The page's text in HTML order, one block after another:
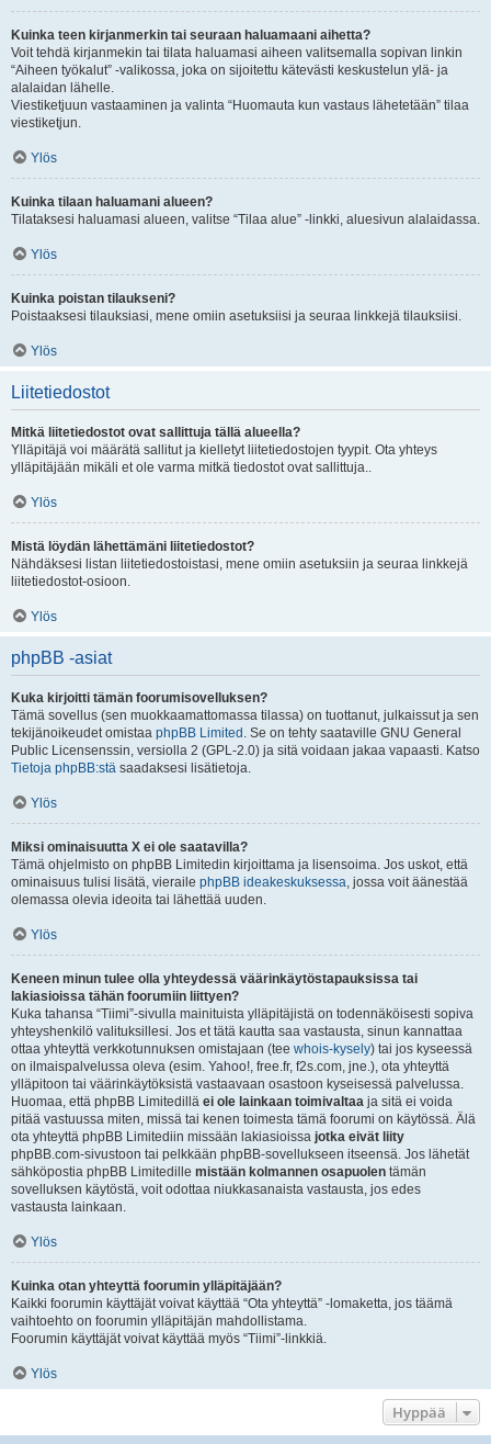
Kuinka teen kirjanmerkin tai seuraan haluamaani aihetta?
Voit tehdä kirjanmekin tai tilata haluamasi aiheen valitsemalla sopivan linkin
“Aiheen työkalut” -valikossa, joka on sijoitettu kätevästi keskustelun ylä- ja
alalaidan lähelle.
Viestiketjuun vastaaminen ja valinta “Huomauta kun vastaus lähetetään” tilaa
viestiketjun.
Ylös
Kuinka tilaan haluamani alueen?
Tilataksesi haluamasi alueen, valitse “Tilaa alue” -linkki, aluesivun alalaidassa.
Ylös
Kuinka poistan tilaukseni?
Poistaaksesi tilauksiasi, mene omiin asetuksiisi ja seuraa linkkejä tilauksiisi.
Ylös
Liitetiedostot
Mitkä liitetiedostot ovat sallittuja tällä alueella?
Ylläpitäjä voi määrätä sallitut ja kielletyt liitetiedostojen tyypit. Ota yhteys
ylläpitäjään mikäli et ole varma mitkä tiedostot ovat sallittuja..
Ylös
Mistä löydän lähettämäni liitetiedostot?
Nähdäksesi listan liitetiedostoistasi, mene omiin asetuksiin ja seuraa linkkejä
liitetiedostot-osioon.
Ylös
phpBB -asiat
Kuka kirjoitti tämän foorumisovelluksen?
Tämä sovellus (sen muokkaamattomassa tilassa) on tuottanut, julkaissut ja sen
tekijänoikeudet omistaa phpBB Limited . Se on tehty saataville GNU General
Public Licensenssin, versiolla 2 (GPL-2.0) ja sitä voidaan jakaa vapaasti. Katso
Tietoja phpBB:stä saadaksesi lisätietoja.
Ylös
Miksi ominaisuutta X ei ole saatavilla?
Tämä ohjelmisto on phpBB Limitedin kirjoittama ja lisensoima. Jos uskot, että
ominaisuus tulisi lisätä, vieraile phpBB ideakeskuksessa, jossa voit äänestää
olemassa olevia ideoita tai lähettää uuden.
Ylös
Keneen minun tulee olla yhteydessä väärinkäytöstapauksissa tai
lakiasioissa tähän foorumiin liittyen?
Kuka tahansa “Tiimi”-sivulla mainituista ylläpitäjistä on todennäköisesti sopiva
yhteyshenkilö valituksillesi. Jos et tätä kautta saa vastausta, sinun kannattaa
ottaa yhteyttä verkkotunnuksen omistajaan (tee whois-kysely) tai jos kyseessä
on ilmaispalvelussa oleva (esim. Yahoo!, free.fr, f2s.com, jne.), ota yhteyttä
ylläpitoon tai väärinkäytöksistä vastaavaan osastoon kyseisessä palvelussa.
Huomaa, että phpBB Limitedillä ei ole lainkaan toimivaltaa ja sitä ei voida
pitää vastuussa miten, missä tai kenen toimesta tämä foorumi on käytössä. Älä
ota yhteyttä phpBB Limitediin missään lakiasioissa jotka eivät liity
phpBB.com-sivustoon tai pelkkään phpBB-sovellukseen itseensä. Jos lähetät
sähköpostia phpBB Limitedille mistään kolmannen osapuolen tämän
sovelluksen käytöstä, voit odottaa niukkasanaista vastausta, jos edes
vastausta lainkaan.
Ylös
Kuinka otan yhteyttä foorumin ylläpitäjään?
Kaikki foorumin käyttäjät voivat käyttää “Ota yhteyttä” -lomaketta, jos täämä
vaihtoehto on foorumin ylläpitäjän mahdollistama.
Foorumin käyttäjät voivat käyttää myös “Tiimi”-linkkiä.
Ylös
Hyppää